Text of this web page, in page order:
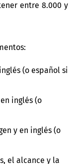
entre 8.000 y
(o español si
inglés (o
y en inglés (o
el alcance y la